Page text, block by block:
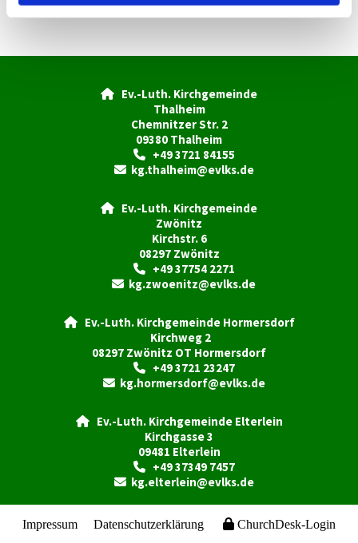

Ev.-Luth. Kirchgemeinde
Thalheim
Chemnitzer Str. 2
09380 Thalheim
+49 3721 84155
 kg.thalheim@evlks.de

Ev.-Luth. Kirchgemeinde
Zwönitz
Kirchstr. 6
08297 Zwönitz
+49 37754 2271
 kg.zwoenitz@evlks.de
Ev.-Luth. Kirchgemeinde Hormersdorf
Kirchweg 2
08297 Zwönitz OT Hormersdorf
+49 3721 23247
 kg.hormersdorf@evlks.de
Ev.-Luth. Kirchgemeinde Elterlein
Kirchgasse 3
09481 Elterlein
+49 37349 7457
 kg.elterlein@evlks.de
Impressum Datenschutzerklärung ChurchDesk-Login